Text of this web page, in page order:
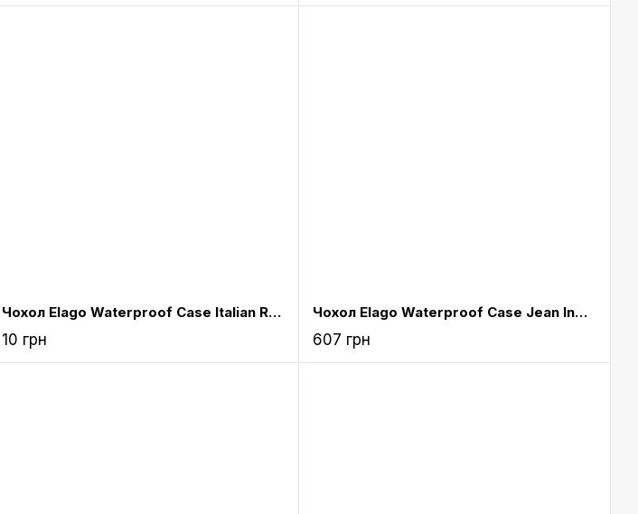
Чохол Elago Waterproof Case Italian Rose for Airpods (EAPWF-BA-IRO)
10 грн
Чохол Elago Waterproof Case Jean Indigo for Airpods (EAPWF-BA-JIN)
607 грн